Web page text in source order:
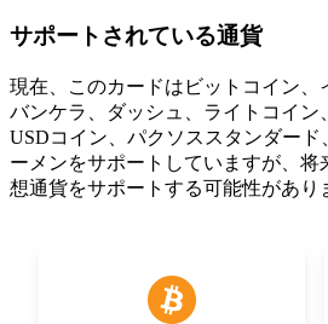
サポートされている通貨
現在、このカードはビットコイン、
バンケラ、ダッシュ、ライトコイン
USDコイン、パクソススタンダー
ーメンをサポートしていますが、将
想通貨をサポートする可能性があり